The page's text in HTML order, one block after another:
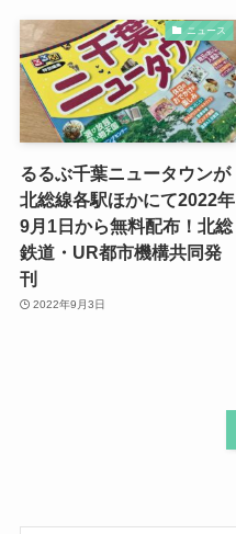
ニュース
るるぶ千葉ニュータウンが
北総線各駅ほかにて2022年
9月1日から無料配布！北総
鉄道・UR都市機構共同発
刊
2022年9月3日